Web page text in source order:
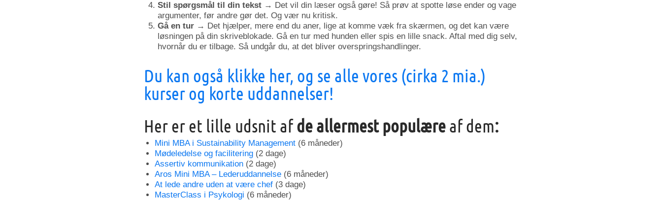
Stil spørgsmål til din tekst → Det vil din læser også gøre! Så prøv at spotte løse ender og vage
argumenter, før andre gør det. Og vær nu kritisk.
Gå en tur → Det hjælper, mere end du aner, lige at komme væk fra skærmen, og det kan være
løsningen på din skriveblokade. Gå en tur med hunden eller spis en lille snack. Aftal med dig selv,
hvornår du er tilbage. Så undgår du, at det bliver overspringshandlinger.
Du kan også klikke her, og se alle vores (cirka 2 mia.)
kurser og korte uddannelser!
Her er et lille udsnit afde allermest populæreaf dem:
Mini MBA i Sustainability Management (6 måneder)
Mødeledelse og facilitering (2 dage)
Assertiv kommunikation (2 dage)
Aros Mini MBA – Lederuddannelse (6 måneder)
At lede andre uden at være chef (3 dage)
MasterClass i Psykologi (6 måneder)